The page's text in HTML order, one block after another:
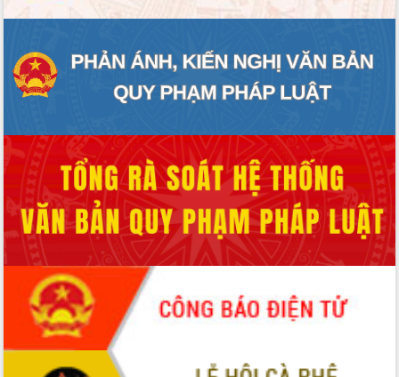
hai con số trong năm 2026
Tổ chức trang trọng Lễ hội Đền thờ
Lương Văn Chánh năm 2026
Nhân dân tỉnh
Bệnh án điện tử thúc đẩy chuyển đổi
số y tế tại Đắk Lắk
Chuyển đổi số thư viện: Mở rộng
không gian tri thức trong thời đại số
Đánh giá, rút kinh nghiệm công tác tổ
chức diễn tập trước ngày bầu cử
Chương trình “Gặp gỡ hữu nghị –
Friendship Meeting New Year 2026”
Bầu cử Quốc hội và HĐND: Cử tri Đắk
Lắk gửi gắm niềm tin, kỳ vọng vào lá